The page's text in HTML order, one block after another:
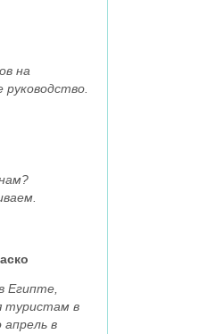
на
руководство.
Египте,
туристам в
апрель в